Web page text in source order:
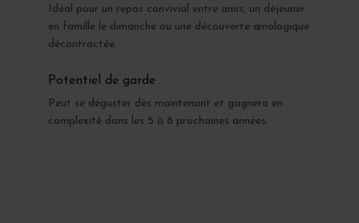
Idéal pour un repas convivial entre amis, un déjeuner
en famille le dimanche ou une découverte œnologique
décontractée.
Potentiel de garde
Peut se déguster dès maintenant et gagnera en
complexité dans les 5 à 8 prochaines années.